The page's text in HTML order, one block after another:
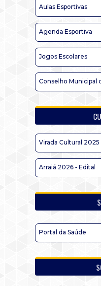
Aulas Esportivas
Agenda Esportiva
Jogos Escolares
Conselho Municipal
Virada Cultural 2025
Arraiá 2026 - Edital
Portal da Saúde